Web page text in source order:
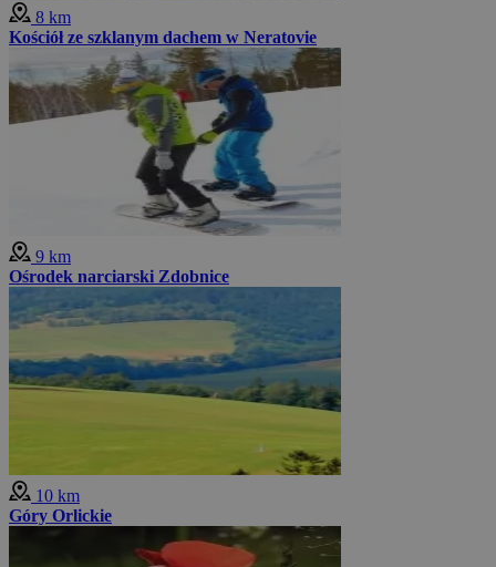
8 km
Kościół ze szklanym dachem w Neratovie
9 km
Ośrodek narciarski Zdobnice
10 km
Góry Orlickie